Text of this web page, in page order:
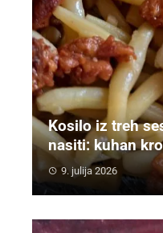
Kosilo iz treh
nasiti: kuhan
9. julija 2026